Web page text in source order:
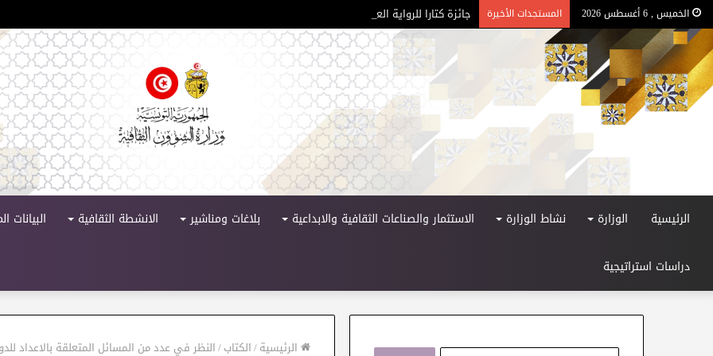
الخميس , 6 أغسطس 2026 المستجدات الأخيرة جائزة كتارا للرواية العربية – الدورة 11
الرئيسية الوزارة نشاط الوزارة الاستثمار والصناعات الثقافية والابداعية بلاغات ومناشير الانشطة الثقافية البيانات
دراسات استراتيجية
الرئيسية/الكتاب/النظر في عدد من المسائل المتعلقة بالاعداد